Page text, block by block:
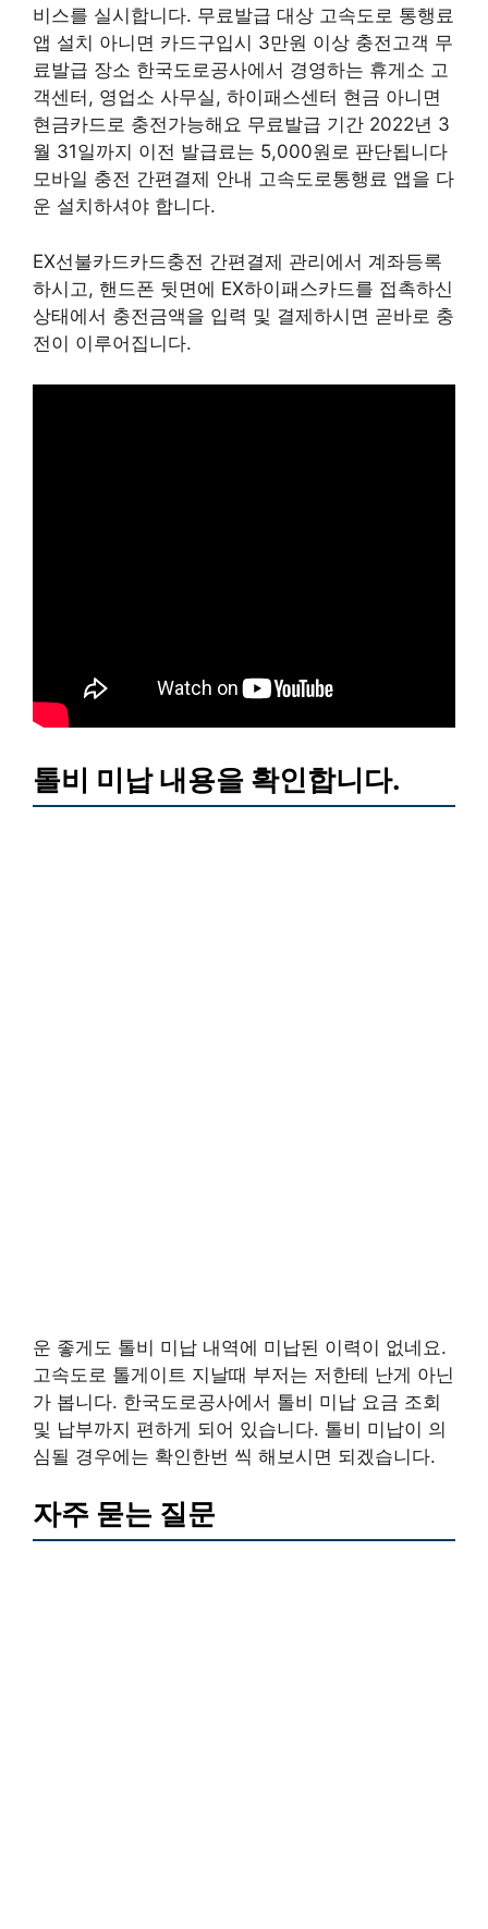
비스를 실시합니다. 무료발급 대상 고속도로 통행료
앱 설치 아니면 카드구입시 3만원 이상 충전고객 무
료발급 장소 한국도로공사에서 경영하는 휴게소 고
객센터, 영업소 사무실, 하이패스센터 현금 아니면
현금카드로 충전가능해요 무료발급 기간 2022년 3
월 31일까지 이전 발급료는 5,000원로 판단됩니다
모바일 충전 간편결제 안내 고속도로통행료 앱을 다
운 설치하셔야 합니다.
EX선불카드카드충전 간편결제 관리에서 계좌등록
하시고, 핸드폰 뒷면에 EX하이패스카드를 접촉하신
상태에서 충전금액을 입력 및 결제하시면 곧바로 충
전이 이루어집니다.
톨비 미납 내용을 확인합니다.
운 좋게도 톨비 미납 내역에 미납된 이력이 없네요.
고속도로 톨게이트 지날때 부저는 저한테 난게 아닌
가 봅니다. 한국도로공사에서 톨비 미납 요금 조회
및 납부까지 편하게 되어 있습니다. 톨비 미납이 의
심될 경우에는 확인한번 씩 해보시면 되겠습니다.
자주 묻는 질문